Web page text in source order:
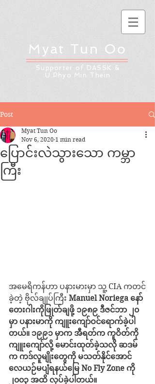
Myat Tun Oo
Supporter of DASSK &
U Phyo Min Thein
Post
ပြောင်းလဲသွားသော ကမ္ဘာ
ကြီး
Myat Tun Oo
Nov 6, 2020 1 min read
အမေရိကန်ဟာ ပနားမားမှာ သူ့ CIA ကတင်
ခဲ့တဲ့ ဗိုလ်ချုပ်ကြီး Manuel Noriega နော်
တေးဂါးကိုဖြုတ်ချဖို့ ၁၉၈၉ ဒီဇင်ဘာ ၂၀
မှာ ပနားမာကို ကျူးကျော်ဝင်ရောက်ခဲ့ပါ
တယ်။ ၁၉၉၁ မှာက အီရတ်က ကူဝိတ်ကို
ကျူးကျော်လို့ မောင်းထုတ်ခဲ့သလို ဆဒမ်
က ကဒ်လူမျိုးတွေကို မသတ်နိုင်အောင်
လေယဉ်မပျံရနယ်မြေ No Fly Zone ကို
၂၀၀၃ အထိ လုပ်ခဲ့ပါတယ်။